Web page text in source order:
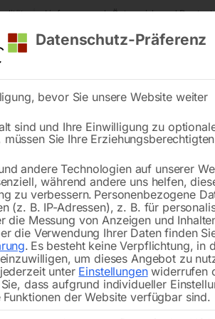
Lieferung nach Österreich und
Verkehrszeichen flach, Folientyp 3
Seitenlänge – 700 mm
€85,20
Datenschutz-Präferenz
bevor Sie unsere Website weiter
sind und Ihre Einwilligung zu
Sie Ihre
andere Technologien auf unserer
während andere uns helfen,
zu verbessern. Personenbezogene
(z. B. IP-Adressen), z. B. für
die Messung von Anzeigen und
die Verwendung Ihrer Daten finden
. Es besteht keine Verpflichtung, in
um dieses Angebot zu
unter Einstellungenwiderrufen
dass aufgrund individueller
der Website verfügbar sind.